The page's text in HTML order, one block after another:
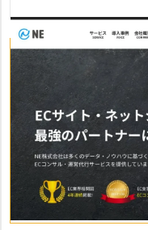
NE株式会社のおす
・ファッション・イ
テゴリでの実績多数
・楽天・Yahoo!ショ
幅広く対応
・サイト運営から受
トータルにサポート